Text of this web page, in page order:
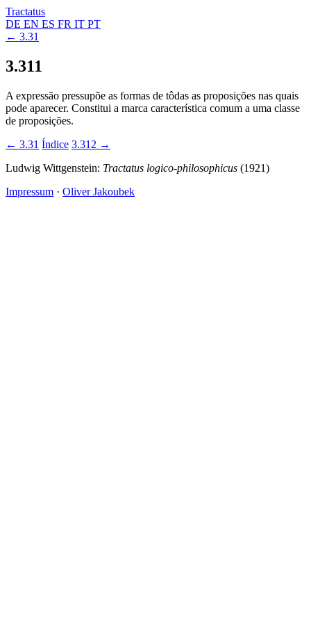
Tractatus
DE EN ES FR IT PT
← 3.31
3.311
A expressão pressupõe as formas de tôdas as proposições nas quais
pode aparecer. Constitui a marca característica comum a uma classe
de proposições.
← 3.31 Índice 3.312 →
Ludwig Wittgenstein: Tractatus logico-philosophicus (1921)
Impressum · Oliver Jakoubek